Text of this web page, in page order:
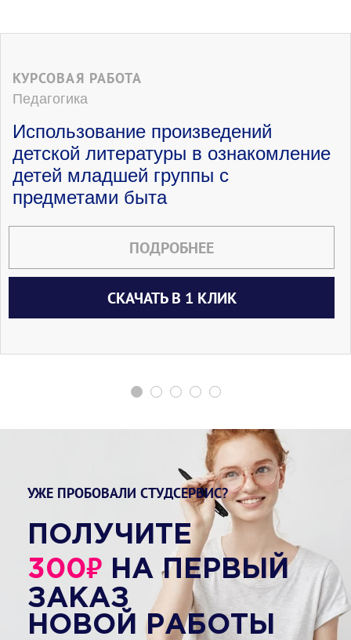
КУРСОВАЯ РАБОТА
Педагогика
Использование произведений
детской литературы в ознакомление
детей младшей группы с
предметами быта
ПОДРОБНЕЕ
СКАЧАТЬ В 1 КЛИК
УЖЕ ПРОБОВАЛИ СТУДСЕРВИС?
ПОЛУЧИТЕ
300₽ НА ПЕРВЫЙ
ЗАКАЗ
НОВОЙ РАБОТЫ